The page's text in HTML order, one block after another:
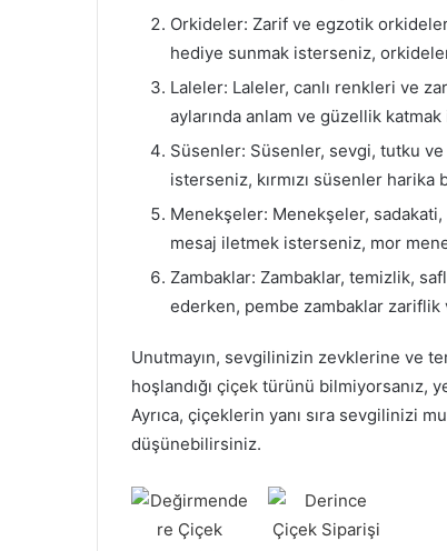
Orkideler: Zarif ve egzotik
hediye sunmak isterseniz,
Laleler: Laleler, canlı renkleri ve
aylarında anlam ve güzellik
Süsenler: Süsenler, sevgi, tutku
isterseniz, kırmızı süsenler harika
Menekşeler: Menekşeler,
mesaj iletmek isterseniz, mor
Zambaklar: Zambaklar, temizlik,
ederken, pembe zambaklar zariflik
Unutmayın, sevgilinizin zevklerine ve
hoşlandığı çiçek türünü bilmiyorsanız,
Ayrıca, çiçeklerin yanı sıra sevgilinizi
düşünebilirsiniz.